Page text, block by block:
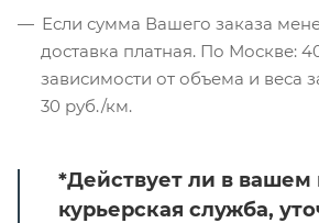
Если сумма Вашего заказа
доставка платная. По Москве:
зависимости от объема и веса
30 руб./км.
*Действует ли в вашем
курьерская служба,